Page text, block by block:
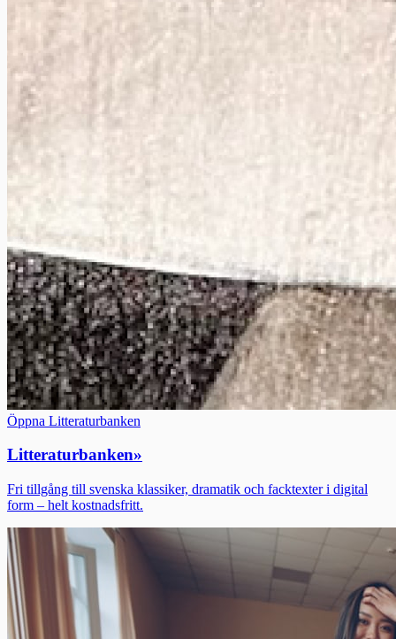
Öppna Litteraturbanken
Litteraturbanken»
Fri tillgång till svenska klassiker, dramatik och facktexter i digital
form – helt kostnadsfritt.